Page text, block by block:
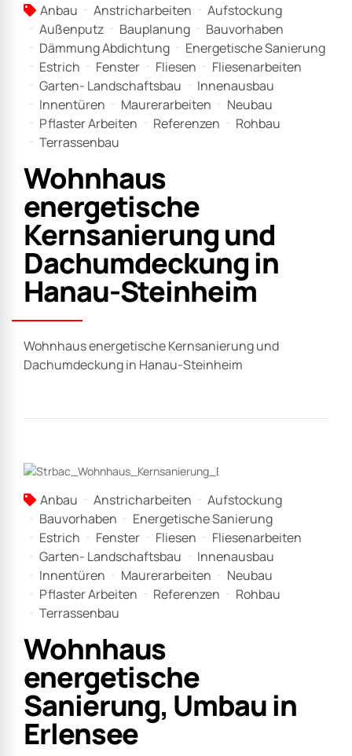
Anbau Anstricharbeiten
Aufstockung
Außenputz
Bauplanung
Bauvorhaben
Dämmung Abdichtung
Energetische Sanierung
Estrich
Fenster Fliesen
Fliesenarbeiten
Garten- Landschaftsbau
Innenausbau
Innentüren
Maurerarbeiten
Neubau
Pflaster Arbeiten
Referenzen
Rohbau
Terrassenbau
Wohnhaus
energetische
Kernsanierung und
Dachumdeckung in
Hanau-Steinheim
Wohnhaus energetische Kernsanierung und
Dachumdeckung in Hanau-Steinheim
Anbau Anstricharbeiten
Aufstockung
Bauvorhaben
Energetische Sanierung
Estrich
Fenster Fliesen
Fliesenarbeiten
Garten- Landschaftsbau
Innenausbau
Innentüren
Maurerarbeiten
Neubau
Pflaster Arbeiten
Referenzen
Rohbau
Terrassenbau
Wohnhaus
energetische
Sanierung, Umbau in
Erlensee